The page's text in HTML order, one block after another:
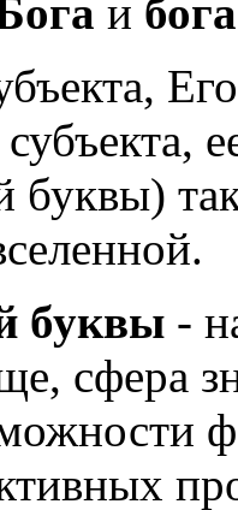
и бога
буквы)
буквы -
сфера